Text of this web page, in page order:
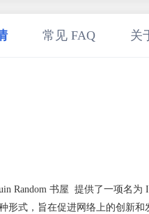
常见 FAQ 关
Random 书屋 提供了一项名
形式，旨在促进网络上的创新和